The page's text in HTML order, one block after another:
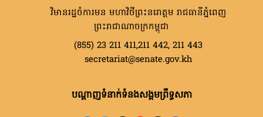
វិមានរដ្ឋចំការមន មហាវិថីព្រះនរោត្តម រាជធានីភ្នំពេញ
ព្រះរាជាណាចក្រកម្ពុជា
(855) 23 211 411,211 442, 211 443
secretariat@senate.gov.kh
បណ្តាញទំនាក់ទំនងសង្គមព្រឹទ្ធសភា